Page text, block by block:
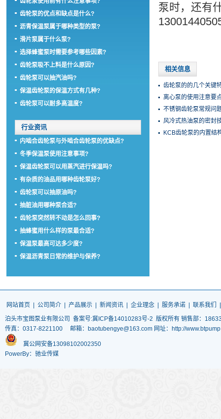
泵时，还有
相关信息
齿轮泵的的几个关键
离心泵的使用注意要
不锈钢齿轮泵常规问
风冷式热油泵的密封
KCB齿轮泵的内置结
齿轮泵的优点和缺点是什么?
沥青保温泵属于哪种类型的泵?
滑片泵属于什么泵?
选择蜂蜜泵时需要参考哪些因素?
齿轮泵吸不上料是什么原因?
齿轮泵可以抽汽油吗?
保温齿轮泵的保温方式有几种?
齿轮泵可以耐多高温度?
行业资讯
内啮合齿轮泵与外啮合齿轮泵的优缺点?
冬季保温泵使用注意事项?
保温齿轮泵可以用蒸汽进行保温吗?
有杂质的油品用哪种齿轮泵好?
齿轮泵可以抽原油吗?
抽脏油用哪种泵合适?
齿轮泵突然转不动是怎么回事?
抽蜂蜜用什么样的泵最合适?
保温泵最高可达多少度?
保温沥青泵日常的维护与保养?
网站首页 公司简介 产品展示 新闻资讯 企业理念 服务承诺 联系我们
泊头市宝图泵业有限公司
备案号:冀ICP备14010283号-2 版权所有 销售部：
传真：0317-8221100 邮箱：baotubengye@163.com 网址：http://
冀公网安备13098102002350
PowerBy：驰业传媒